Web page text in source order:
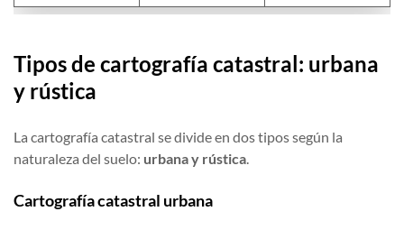
Tipos de cartografía catastral: urbana
y rústica
La cartografía catastral se divide en dos tipos según la
naturaleza del suelo: urbana y rústica.
Cartografía catastral urbana